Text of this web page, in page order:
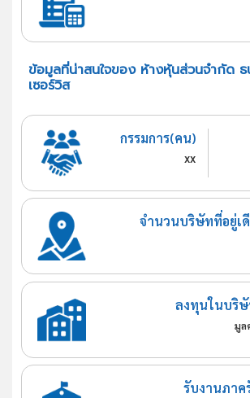
ข้อมูลที่น่าสนใจของ ห้างหุ้นส่วนจำกัด
เซอร์วิส
กรรมการ(คน)
xx
จำนวนบริษัทที่อยู่เ
ลงทุนในบริ
มูล
รับงานภาค